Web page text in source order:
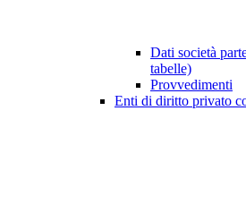
Dati società
tabelle)
Provvedimenti
Enti di diritto privato